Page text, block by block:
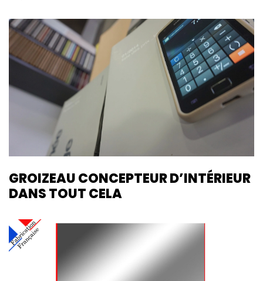
GROIZEAU CONCEPTEUR D’INTÉRIEUR
DANS TOUT CELA